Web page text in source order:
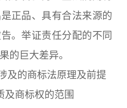
正品、具有合法来源的
。举证责任分配的不同
的巨大差异。
的商标法原理及前提
商标权的范围